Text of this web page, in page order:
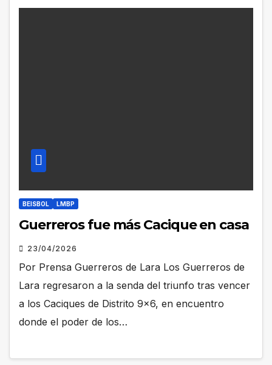
BEISBOL LMBP
Guerreros fue más Cacique en casa
23/04/2026
Por Prensa Guerreros de Lara Los Guerreros de
Lara regresaron a la senda del triunfo tras vencer
a los Caciques de Distrito 9×6, en encuentro
donde el poder de los…